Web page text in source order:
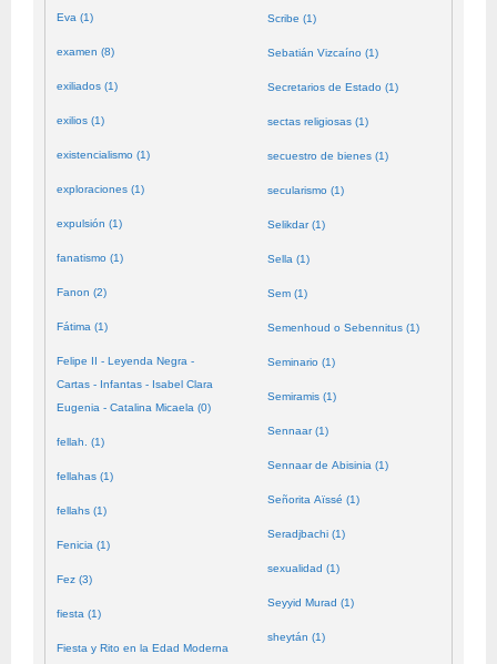
Eva (1)
examen (8)
exiliados (1)
exilios (1)
existencialismo (1)
exploraciones (1)
expulsión (1)
fanatismo (1)
Fanon (2)
Fátima (1)
Felipe II - Leyenda Negra -
Cartas - Infantas - Isabel Clara
Eugenia - Catalina Micaela (0)
fellah. (1)
fellahas (1)
fellahs (1)
Fenicia (1)
Fez (3)
fiesta (1)
Fiesta y Rito en la Edad Moderna
Scribe (1)
Sebatián Vizcaíno (1)
Secretarios de Estado (1)
sectas religiosas (1)
secuestro de bienes (1)
secularismo (1)
Selikdar (1)
Sella (1)
Sem (1)
Semenhoud o Sebennitus (1)
Seminario (1)
Semiramis (1)
Sennaar (1)
Sennaar de Abisinia (1)
Señorita Aïssé (1)
Seradjbachi (1)
sexualidad (1)
Seyyid Murad (1)
sheytán (1)